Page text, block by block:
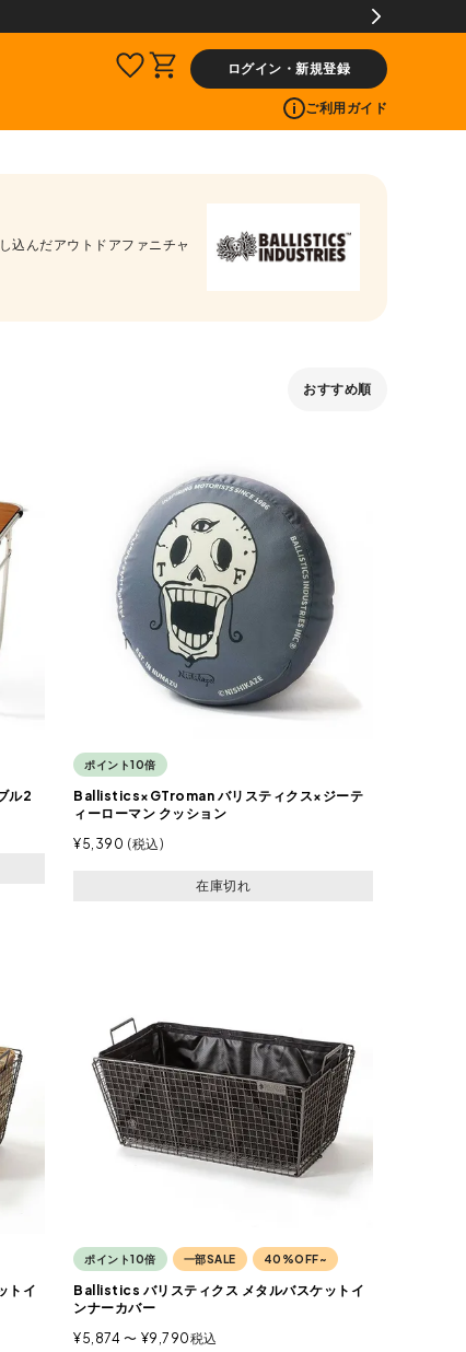
ログイン・新規登録
ご利用ガイド
込んだアウトドアファニチャ
おすすめ順
ル2
ポイント10倍
Ballistics×GTroman バリスティクス×ジーテ
ィーローマン クッション
¥5,390 税込
在庫切れ
トイ
ポイント10倍 一部SALE 40%OFF~
Ballistics バリスティクス メタルバスケットイ
ンナーカバー
¥5,874 〜 ¥9,790税込